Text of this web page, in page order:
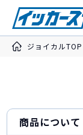
ジョイカルTOP
商品について